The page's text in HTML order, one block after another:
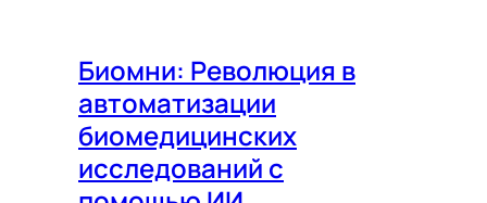
Биомни: Революция в
автоматизации
биомедицинских
исследований с